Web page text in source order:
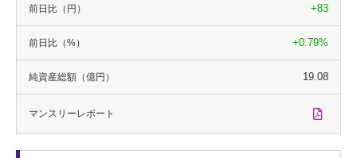
前日比 （円） +83
前日比 （%） +0.79%
純資産総額 （億円） 19.08
マンスリーレポート